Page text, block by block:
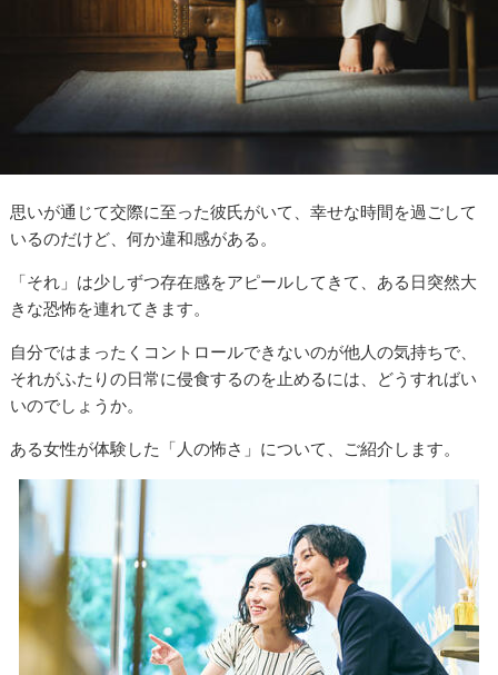
思いが通じて交際に至った彼氏がいて、幸せな時間を過ごして
いるのだけど、何か違和感がある。
「それ」は少しずつ存在感をアピールしてきて、ある日突然大
きな恐怖を連れてきます。
自分ではまったくコントロールできないのが他人の気持ちで、
それがふたりの日常に侵食するのを止めるには、どうすればい
いのでしょうか。
ある女性が体験した「人の怖さ」について、ご紹介します。